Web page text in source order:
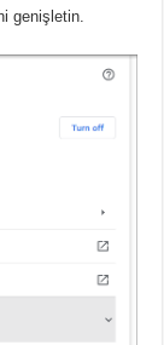
genişletin.